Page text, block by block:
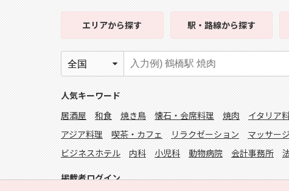
エリアから探す 駅・路線から探す
人気キーワード
居酒屋
和食 焼き鳥 懐石・会席料理 焼肉 イタリア
アジア料理
喫茶・カフェ リラクゼーション マッサージ
ビジネスホテル
内科 小児科 動物病院 会計事務所
掲載者ログイン